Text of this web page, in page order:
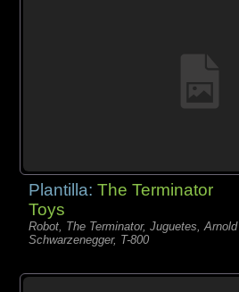
Plantilla:The Terminator
Toys
Robot, The Terminator, Juguetes, Arnold
Schwarzenegger, T-800